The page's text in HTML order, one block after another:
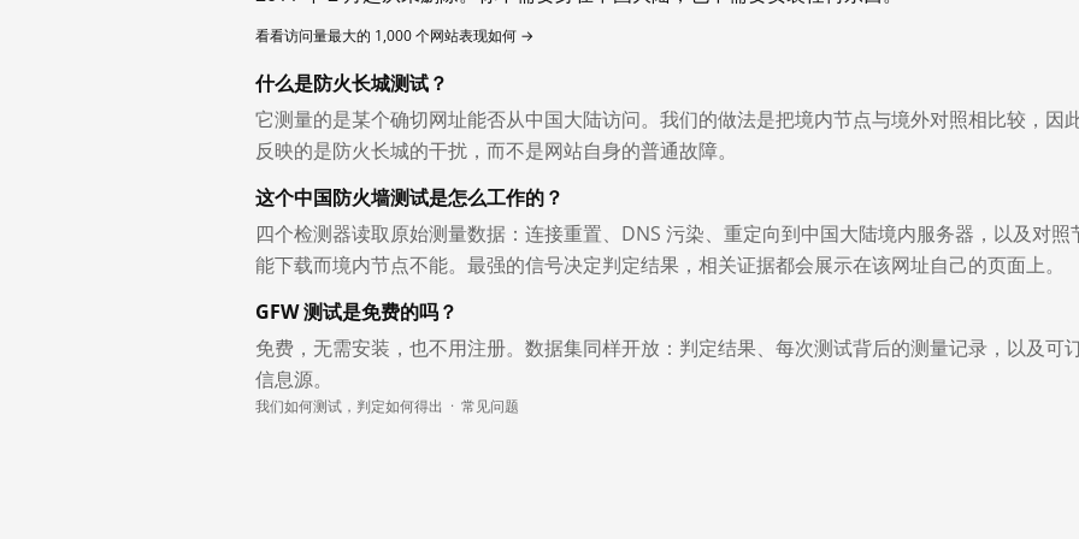
看看访问量最大的 1,000 个网站表现如何 →
什么是防火长城测试？
它测量的是某个确切网址能否从中国大陆访问。我们的做法是把境内节点与境外对照相比较，因
反映的是防火长城的干扰，而不是网站自身的普通故障。
这个中国防火墙测试是怎么工作的？
四个检测器读取原始测量数据：连接重置、DNS 污染、重定向到中国大陆境内服务器，以及对照
能下载而境内节点不能。最强的信号决定判定结果，相关证据都会展示在该网址自己的页面上。
GFW 测试是免费的吗？
免费，无需安装，也不用注册。数据集同样开放：判定结果、每次测试背后的测量记录，以及可
信息源。
我们如何测试，判定如何得出 · 常见问题